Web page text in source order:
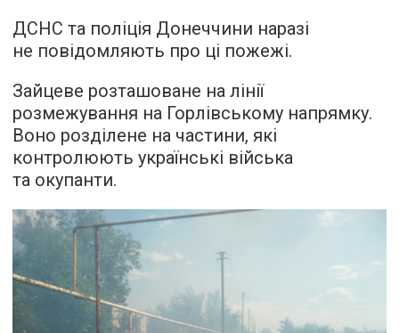
ДСНС та поліція Донеччини наразі
не повідомляють про ці пожежі.
Зайцеве розташоване на лінії
розмежування на Горлівському напрямку.
Воно розділене на частини, які
контролюють українські війська
та окупанти.